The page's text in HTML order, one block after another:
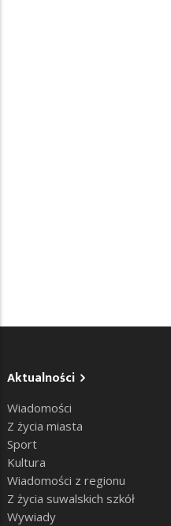
Aktualności
Wiadomości
Z życia miasta
Sport
Kultura
Wiadomości z regionu
Z życia suwalskich szkół
Wywiady